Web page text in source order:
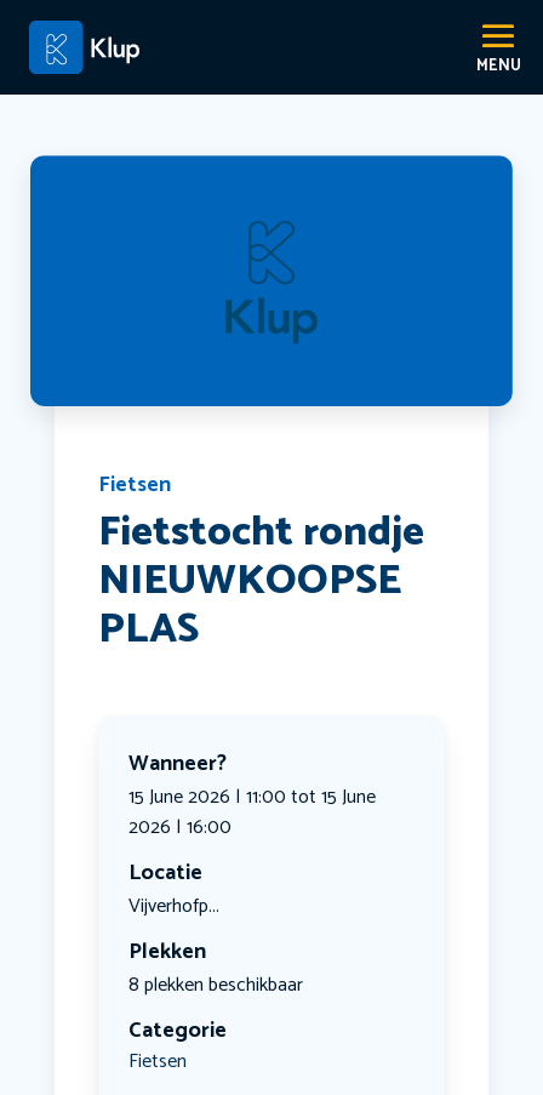
Fietsen
Fietstocht rondje
NIEUWKOOPSE
PLAS
Wanneer?
15 June 2026 | 11:00 tot 15 June
2026 | 16:00
Locatie
Vijverhofp...
Plekken
8 plekken beschikbaar
Categorie
Fietsen